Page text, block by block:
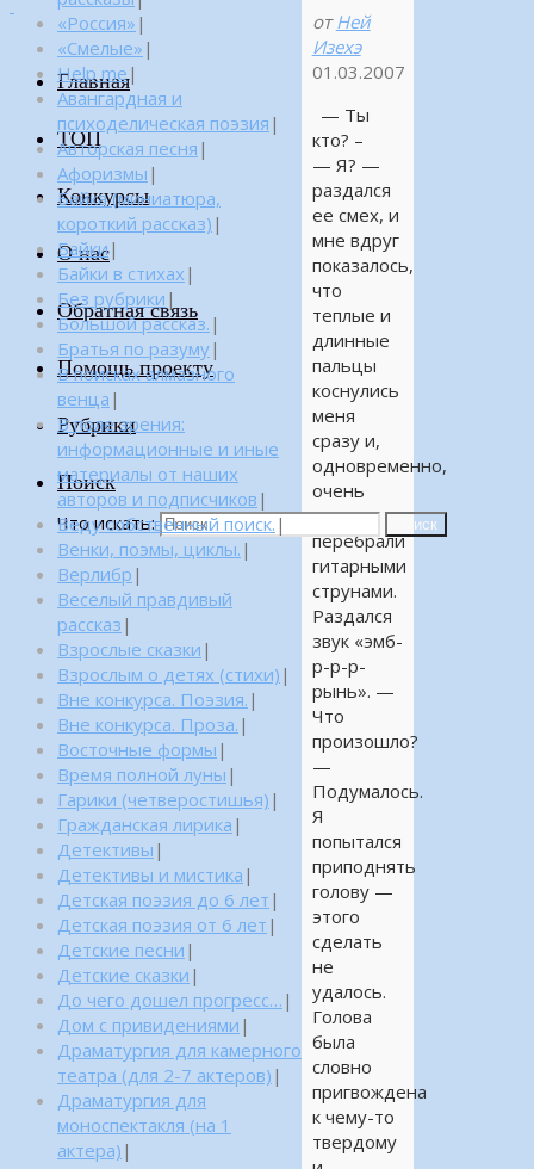
Главная
ТОП
Конкурсы
О нас
Обратная связь
Помощь проекту
Рубрики
Поиск
Что искать: Поиск
от Ней
Изехэ
01.03.2007
— Ты
кто? –
— Я? —
раздался
ее смех, и
мне вдруг
показалось,
что
теплые и
длинные
пальцы
коснулись
меня
сразу и,
одновременно,
очень
ловко
перебрали
гитарными
струнами.
Раздался
звук «эмб-
р-р-р-
рынь». —
Что
произошло?
—
Подумалось.
Я
попытался
приподнять
голову —
этого
сделать
не
удалось.
Голова
была
словно
пригвождена
к чему-то
твердому
«Россия» |
«Смелые» |
Help me|
Авангардная и
психоделическая поэзия |
Авторская песня |
Афоризмы |
Байка (миниатюра,
короткий рассказ) |
Байки|
Байки в стихах |
Без рубрики |
Большой рассказ. |
Братья по разуму|
В поисках алмазного
венца |
В поле зрения:
информационные и иные
материалы от наших
авторов и подписчиков |
Веду собственный поиск. |
Венки, поэмы, циклы. |
Верлибр |
Веселый правдивый
рассказ |
Взрослые сказки |
Взрослым о детях (стихи) |
Вне конкурса. Поэзия. |
Вне конкурса. Проза. |
Восточные формы |
Время полной луны |
Гарики (четверостишья) |
Гражданская лирика |
Детективы |
Детективы и мистика |
Детская поэзия до 6 лет |
Детская поэзия от 6 лет |
Детские песни |
Детские сказки |
До чего дошел прогресс… |
Дом с привидениями |
Драматургия для камерного
театра (для 2-7 актеров) |
Драматургия для
моноспектакля (на 1
актера) |